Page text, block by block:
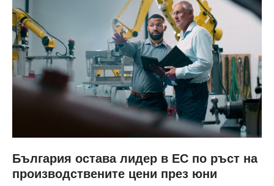
България остава лидер в ЕС по ръст на
производствените цени през юни